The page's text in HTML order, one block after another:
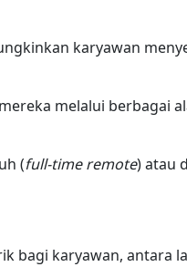
karyawan
melalui berbagai
(full-time remote) atau
bagi karyawan, antara